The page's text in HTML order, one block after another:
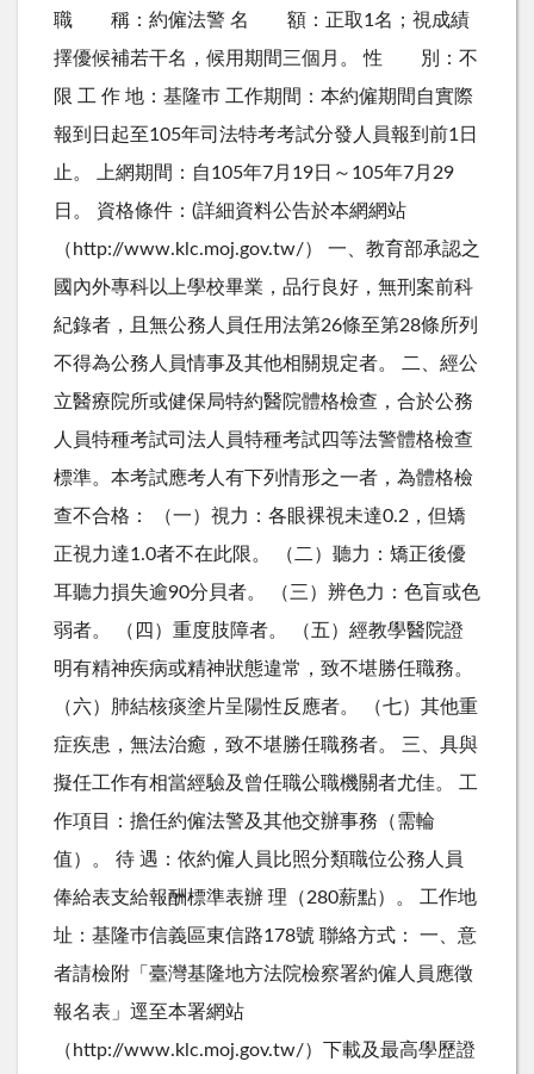
職 稱：約僱法警 名 額：正取1名；視成績
擇優候補若干名，候用期間三個月。 性 別：不
限 工 作 地：基隆巿 工作期間：本約僱期間自實際
報到日起至105年司法特考考試分發人員報到前1日
止。 上網期間：自105年7月19日～105年7月29
日。 資格條件：(詳細資料公告於本網網站
（http://www.klc.moj.gov.tw/） 一、教育部承認之
國內外專科以上學校畢業，品行良好，無刑案前科
紀錄者，且無公務人員任用法第26條至第28條所列
不得為公務人員情事及其他相關規定者。 二、經公
立醫療院所或健保局特約醫院體格檢查，合於公務
人員特種考試司法人員特種考試四等法警體格檢查
標準。本考試應考人有下列情形之一者，為體格檢
查不合格： （一）視力：各眼裸視未達0.2，但矯
正視力達1.0者不在此限。 （二）聽力：矯正後優
耳聽力損失逾90分貝者。 （三）辨色力：色盲或色
弱者。 （四）重度肢障者。 （五）經教學醫院證
明有精神疾病或精神狀態違常，致不堪勝任職務。
（六）肺結核痰塗片呈陽性反應者。 （七）其他重
症疾患，無法治癒，致不堪勝任職務者。 三、具與
擬任工作有相當經驗及曾任職公職機關者尤佳。 工
作項目：擔任約僱法警及其他交辦事務（需輪
值）。 待 遇：依約僱人員比照分類職位公務人員
俸給表支給報酬標準表辦 理（280薪點）。 工作地
址：基隆巿信義區東信路178號 聯絡方式： 一、意
者請檢附「臺灣基隆地方法院檢察署約僱人員應徵
報名表」逕至本署網站
（http://www.klc.moj.gov.tw/）下載及最高學歷證